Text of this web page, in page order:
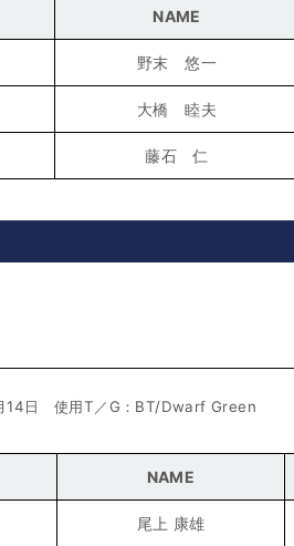
NAME
野末 悠一
大橋 睦夫
藤石 仁
14日 使用T／G：BT/Dwarf Green
NAME
尾上 康雄